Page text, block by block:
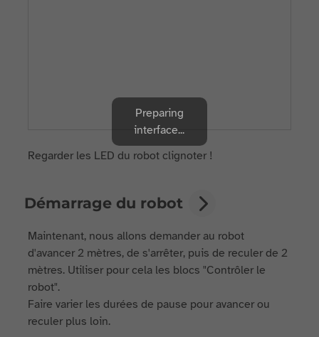
Regarder les LED du robot clignoter !
Démarrage du robot
Maintenant, nous allons demander au robot
d'avancer 2 mètres, de s'arrêter, puis de reculer de 2
mètres. Utiliser pour cela les blocs "Contrôler le
robot".
Faire varier les durées de pause pour avancer ou
reculer plus loin.
Preparing
interface...